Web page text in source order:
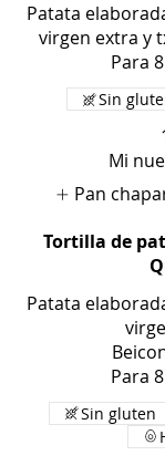
Patata
virgen extra y
Para
Sin
Mi
Pan
Tortilla de
Patata
Para
Sin gluten